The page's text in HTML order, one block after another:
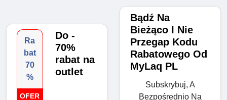
Ra
bat
70
%
OFER
Do -
70%
rabat na
outlet
Bądź Na
Bieżąco I Nie
Przegap Kodu
Rabatowego Od
MyLaq PL
Subskrybuj, A
Bezpośrednio Na